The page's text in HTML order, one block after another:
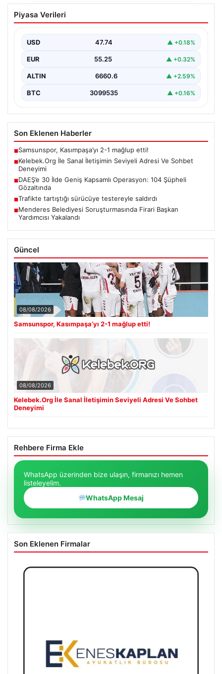
Kelebek.Org İle Sanal İletişimin Seviyeli
Adresi Ve Sohbet Deneyimi
kurması büyük bir önem ifade etmektedir. Güncel…
Piyasa Verileri
USD 47.74 ▲ +0.18%
EUR 55.25 ▲ +0.32%
ALTIN 6660.6 ▲ +2.59%
BTC 3099535 ▲ +0.16%
Son Eklenen Haberler
■Samsunspor, Kasımpaşa’yı 2-1 mağlup etti!
■Kelebek.Org İle Sanal İletişimin Seviyeli Adresi Ve Sohbet
Deneyimi
■DAEŞ’e 30 İlde Geniş Kapsamlı Operasyon: 104 Şüpheli
Gözaltında
■Trafikte tartıştığı sürücüye testereyle saldırdı
■Menderes Belediyesi Soruşturmasında Firari Başkan
Yardımcısı Yakalandı
Güncel
08/08/2026
Samsunspor, Kasımpaşa’yı 2-1 mağlup etti!
08/08/2026
Kelebek.Org İle Sanal İletişimin Seviyeli Adresi Ve Sohbet
Deneyimi
Rehbere Firma Ekle
WhatsApp üzerinden bize ulaşın, firmanızı hemen
listeleyelim.
WhatsApp Mesaj
Son Eklenen Firmalar